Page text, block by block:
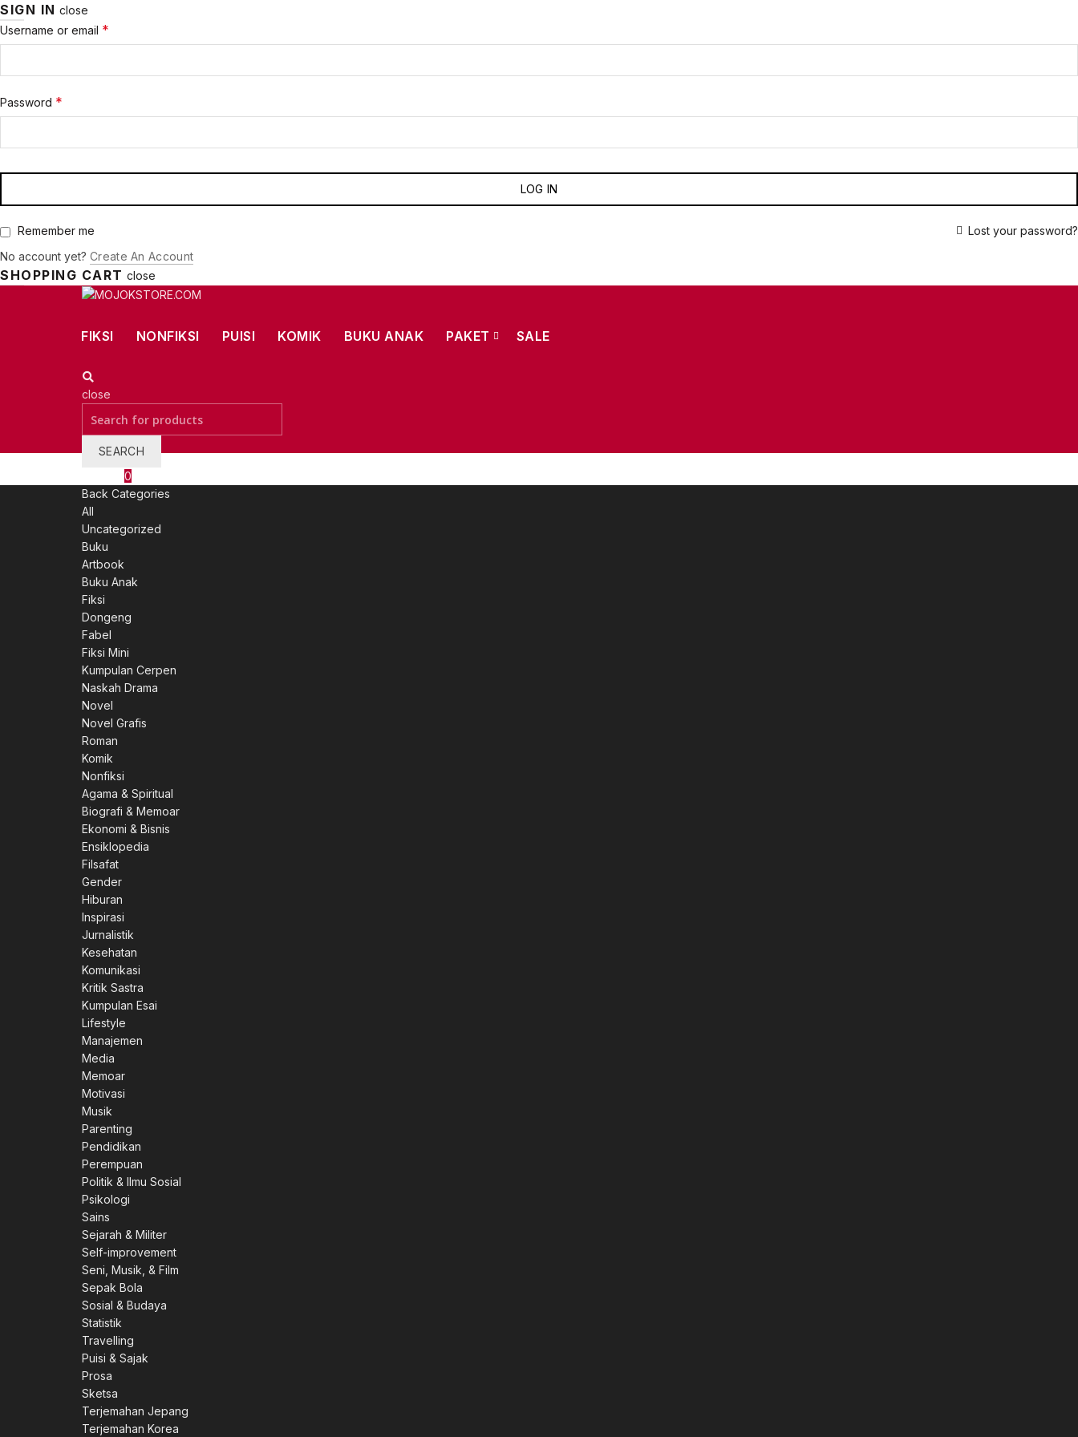
SIGN IN close
Username or email *
Password *
LOG IN
Lost your password?
Remember me
No account yet? Create An Account
SHOPPING CART close
FIKSI NONFIKSI PUISI KOMIK BUKU ANAK PAKET SALE
close
for:
SEARCH
0
Back Categories
All
Uncategorized
Buku
Artbook
Buku Anak
Fiksi
Dongeng
Fabel
Fiksi Mini
Kumpulan Cerpen
Naskah Drama
Novel
Novel Grafis
Roman
Komik
Nonfiksi
Agama & Spiritual
Biografi & Memoar
Ekonomi & Bisnis
Ensiklopedia
Filsafat
Gender
Hiburan
Inspirasi
Jurnalistik
Kesehatan
Komunikasi
Kritik Sastra
Kumpulan Esai
Lifestyle
Manajemen
Media
Memoar
Motivasi
Musik
Parenting
Pendidikan
Perempuan
Politik & Ilmu Sosial
Psikologi
Sains
Sejarah & Militer
Self-improvement
Seni, Musik, & Film
Sepak Bola
Sosial & Budaya
Statistik
Travelling
Puisi & Sajak
Prosa
Sketsa
Terjemahan Jepang
Terjemahan Korea